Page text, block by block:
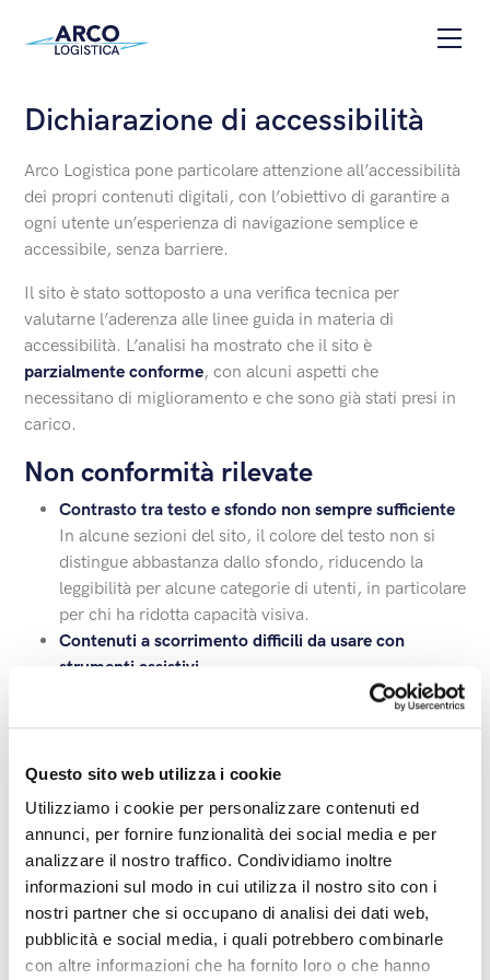
Questo sito web utilizza i cookie
Utilizziamo i cookie per personalizzare contenuti ed
annunci, per fornire funzionalità dei social media e per
analizzare il nostro traffico. Condividiamo inoltre
informazioni sul modo in cui utilizza il nostro sito con i
nostri partner che si occupano di analisi dei dati web,
pubblicità e social media, i quali potrebbero combinarle
con altre informazioni che ha fornito loro o che hanno
Dichiarazione di accessibilità
Arco Logistica pone particolare attenzione all’accessibilità
dei propri contenuti digitali, con l’obiettivo di garantire a
ogni utente un’esperienza di navigazione semplice e
accessibile, senza barriere.
Il sito è stato sottoposto a una verifica tecnica per
valutarne l’aderenza alle linee guida in materia di
accessibilità. L’analisi ha mostrato che il sito è
parzialmente conforme, con alcuni aspetti che
necessitano di miglioramento e che sono già stati presi in
carico.
Non conformità rilevate
Contrasto tra testo e sfondo non sempre sufficiente
In alcune sezioni del sito, il colore del testo non si
distingue abbastanza dallo sfondo, riducendo la
leggibilità per alcune categorie di utenti, in particolare
per chi ha ridotta capacità visiva.
Contenuti a scorrimento difficili da usare con
strumenti assistivi
Alcune aree della pagina che prevedono lo
scorrimento non risultano completamente accessibili
fruizione per chi non utilizza dispositivi di
puntamento.
Tutte le criticità sono state segnalate e saranno gestite nei
prossimi aggiornamenti del sito.
La dichiarazione è stata redatta in data 9/07/2026, a
seguito di controlli effettuati con strumenti automatici e
test manuali.